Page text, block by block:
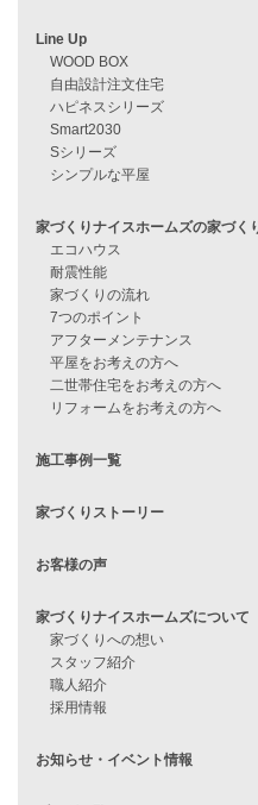
住宅ローンに不安がある方へ
住宅ローン審査に落ちた方・
他社で無理だと言われた方へ
住宅ローンのよくある質問
月収25万円で家を建てる方法
Line Up